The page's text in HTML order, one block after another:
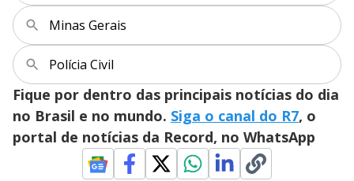
Minas Gerais
Polícia Civil
Fique por dentro das principais notícias do dia
no Brasil e no mundo. Siga o canal do R7, o
portal de notícias da Record, no WhatsApp